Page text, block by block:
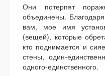
Они потерпят
объединены.
вам, мое имя
(вещей), которые
кто поднимается и
стены, один-
одного-единственного.